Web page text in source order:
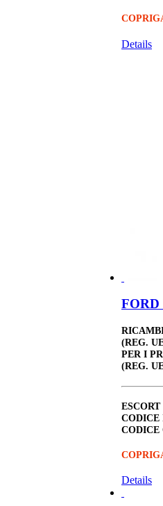
Details
FORD
(REG.
PER I
(REG.
CODICE
CODICE
Details